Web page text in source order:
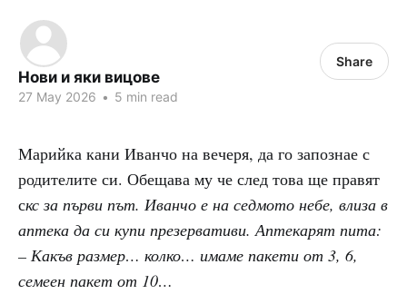
Нови и яки вицове
27 May 2026 • 5 min read
Share
Марийка кани Иванчо на вечеря, да го запознае с
родителите си. Обещава му че след това ще правят
скс за първи път. Иванчо е на седмото небе, влиза в
аптека да си купи презервативи. Аптекарят пита:
– Какъв размер… колко… имаме пакети от 3, 6,
семеен пакет от 10…